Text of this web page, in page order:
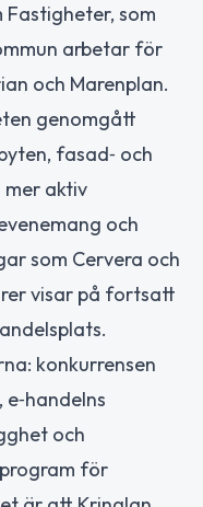
Fastigheter, som
arbetar för
och Marenplan.
genomgått
fasad‑ och
aktiv
och
som Cervera och
visar på fortsatt
konkurrensen
och
för